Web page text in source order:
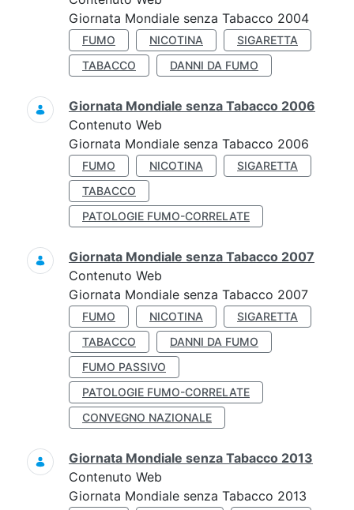
Giornata Mondiale senza Tabacco 2004
FUMO NICOTINA
SIGARETTA
TABACCO
DANNI DA FUMO
Giornata Mondiale senza Tabacco 2006
Contenuto Web
Giornata Mondiale senza Tabacco 2006
FUMO NICOTINA
SIGARETTA
TABACCO
PATOLOGIE FUMO-CORRELATE
Giornata Mondiale senza Tabacco 2007
Contenuto Web
Giornata Mondiale senza Tabacco 2007
FUMO NICOTINA
SIGARETTA
TABACCO
DANNI DA FUMO
FUMO PASSIVO
PATOLOGIE FUMO-CORRELATE
CONVEGNO NAZIONALE
Giornata Mondiale senza Tabacco 2013
Contenuto Web
Giornata Mondiale senza Tabacco 2013